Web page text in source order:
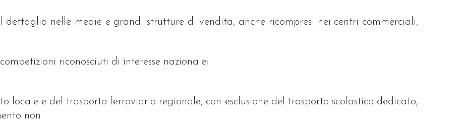
dettaglio nelle medie e grandi strutture di vendita, anche ricompresi nei centri commerciali,
riconosciuti di interesse nazionale;
locale e del trasporto ferroviario regionale, con esclusione del trasporto scolastico dedicato,
non